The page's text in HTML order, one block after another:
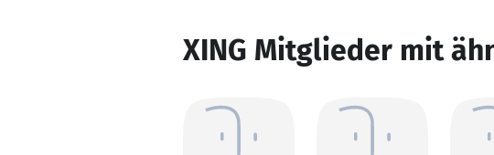
XING Mitglieder mit